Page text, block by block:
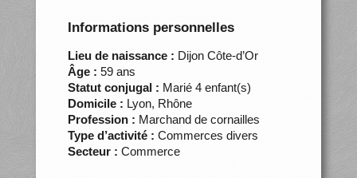
Informations personnelles
Lieu de naissance : Dijon Côte-d’Or
Âge : 59 ans
Statut conjugal : Marié 4 enfant(s)
Domicile : Lyon, Rhône
Profession : Marchand de cornailles
Type d’activité : Commerces divers
Secteur : Commerce